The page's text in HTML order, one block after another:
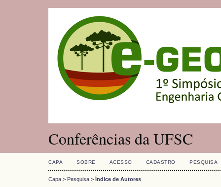
Conferências da UFSC
CAPA SOBRE ACESSO CADASTRO PESQUISA
Capa > Pesquisa > Índice de Autores